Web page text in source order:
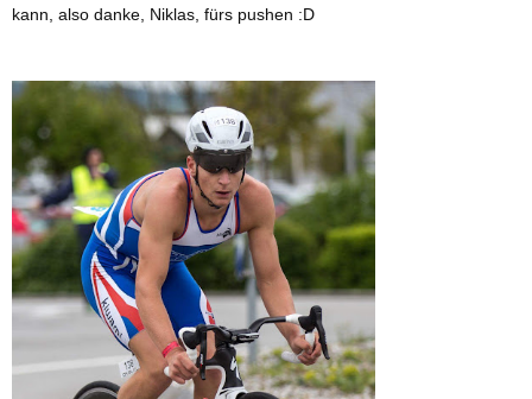
kann, also danke, Niklas, fürs pushen :D